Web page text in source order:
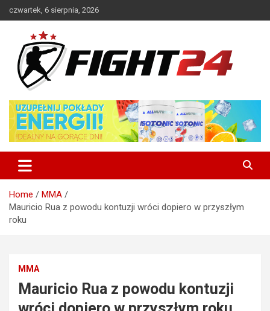
to
czwartek, 6 sierpnia, 2026
FIGHT24.PL – MMA i K-1, UFC
Home
MMA
Mauricio Rua z powodu kontuzji wróci dopiero w przyszłym
roku
MMA
Mauricio Rua z powodu kontuzji